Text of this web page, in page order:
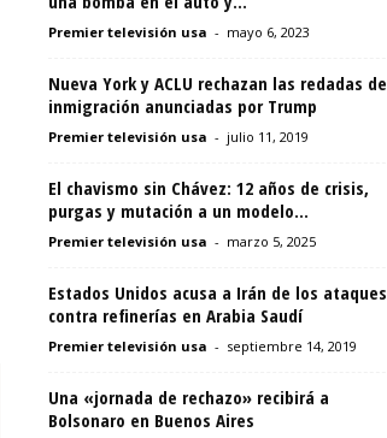
Premier televisión usa - mayo 6, 2023
Nueva York y ACLU rechazan las redadas de
inmigración anunciadas por Trump
Premier televisión usa - julio 11, 2019
El chavismo sin Chávez: 12 años de crisis,
purgas y mutación a un modelo...
Premier televisión usa - marzo 5, 2025
Estados Unidos acusa a Irán de los ataques
contra refinerías en Arabia Saudí
Premier televisión usa - septiembre 14, 2019
Una «jornada de rechazo» recibirá a
Bolsonaro en Buenos Aires